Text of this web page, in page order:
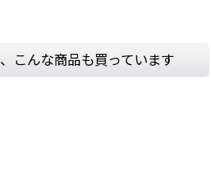
こんな商品も買っています